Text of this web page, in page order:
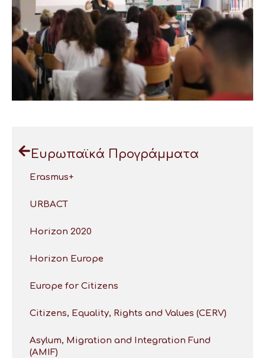
Ευρωπαϊκά Προγράμματα
Erasmus+
URBACT
Horizon 2020
Horizon Europe
Europe for Citizens
Citizens, Equality, Rights and Values (CERV)
Asylum, Migration and Integration Fund
(AMIF)